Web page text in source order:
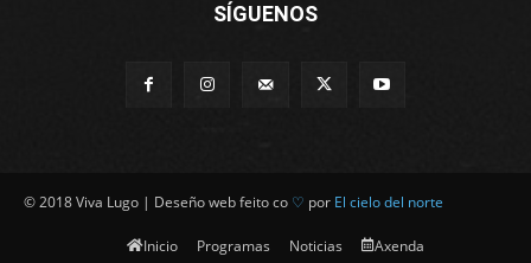
SÍGUENOS
© 2018 Viva Lugo | Deseño web feito co ♡ por El cielo del norte
Inicio Programas Noticias Axenda